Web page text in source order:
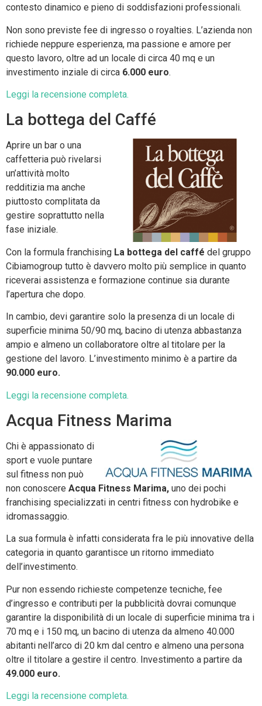
contesto dinamico e pieno di soddisfazioni professionali.
Non sono previste fee di ingresso o royalties. L’azienda non
richiede neppure esperienza, ma passione e amore per
questo lavoro, oltre ad un locale di circa 40 mq e un
investimento inziale di circa 6.000 euro.
Leggi la recensione completa.
La bottega del Caffé
Aprire un bar o una
caffetteria può rivelarsi
un’attività molto
redditizia ma anche
piuttosto complitata da
gestire soprattutto nella
fase iniziale.
Con la formula franchising La bottega del caffé del gruppo
Cibiamogroup tutto è davvero molto più semplice in quanto
riceverai assistenza e formazione continue sia durante
l’apertura che dopo.
In cambio, devi garantire solo la presenza di un locale di
superficie minima 50/90 mq, bacino di utenza abbastanza
ampio e almeno un collaboratore oltre al titolare per la
gestione del lavoro. L’investimento minimo è a partire da
90.000 euro.
Leggi la recensione completa.
Acqua Fitness Marima
Chi è appassionato di
sport e vuole puntare
sul fitness non può
non conoscere Acqua Fitness Marima, uno dei pochi
franchising specializzati in centri fitness con hydrobike e
idromassaggio.
La sua formula è infatti considerata fra le più innovative della
categoria in quanto garantisce un ritorno immediato
dell’investimento.
Pur non essendo richieste competenze tecniche, fee
d’ingresso e contributi per la pubblicità dovrai comunque
garantire la disponibilità di un locale di superficie minima tra i
70 mq e i 150 mq, un bacino di utenza da almeno 40.000
abitanti nell’arco di 20 km dal centro e almeno una persona
oltre il titolare a gestire il centro. Investimento a partire da
49.000 euro.
Leggi la recensione completa.